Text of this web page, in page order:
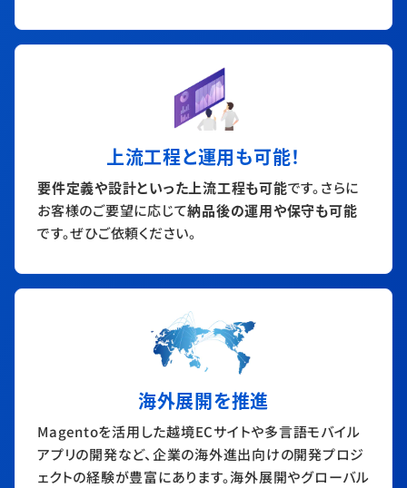
上流工程と運用も可能！
要件定義や設計といった上流工程も可能です。さらに
お客様のご要望に応じて納品後の運用や保守も可能
です。ぜひご依頼ください。
海外展開を推進
Magentoを活用した越境ECサイトや多言語モバイル
アプリの開発など、企業の海外進出向けの開発プロジ
ェクトの経験が豊富にあります。海外展開やグローバル